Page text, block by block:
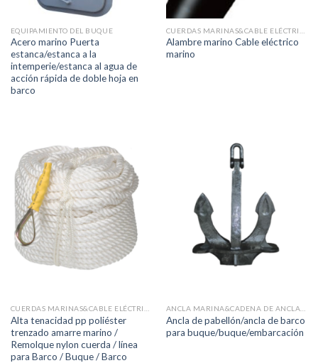
EQUIPAMIENTO DEL BUQUE
Acero marino Puerta
estanca/estanca a la
intemperie/estanca al agua de
acción rápida de doble hoja en
barco
Alambre marino Cable eléctrico
marino
Alta tenacidad pp poliéster
trenzado amarre marino /
Remolque nylon cuerda / línea
para Barco / Buque / Barco
Ancla de pabellón/ancla de barco
para buque/buque/embarcación